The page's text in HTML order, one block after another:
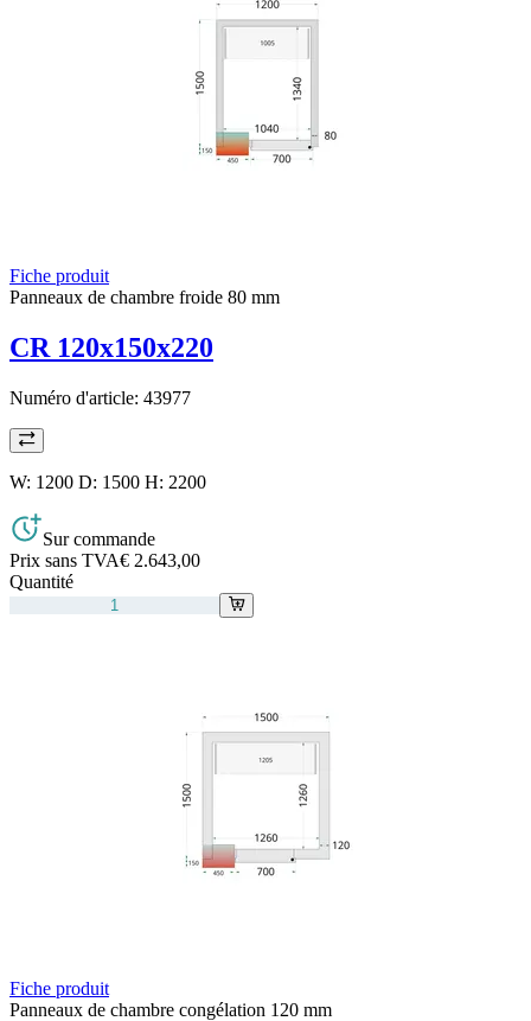
Fiche produit
Panneaux de chambre froide 80 mm
CR 120x150x220
Numéro d'article: 43977
W: 1200 D: 1500 H: 2200
Sur commande
Prix sans TVA€ 2.643,00
Quantité
Fiche produit
Panneaux de chambre congélation 120 mm